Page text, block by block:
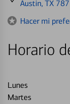
directions
Austin, TX
Hacer mi
Horario
Lunes
Martes